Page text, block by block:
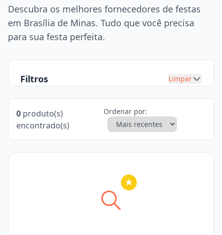
Pegue e Monte
Festa na mesa
Mesas e cadeiras
Buffet
DJ
Descubra os melhores fornecedores de festas
em Brasília de Minas. Tudo que você precisa
para sua festa perfeita.
Filtros Limpar
0 produto(s)
encontrado(s)
Ordenar por: